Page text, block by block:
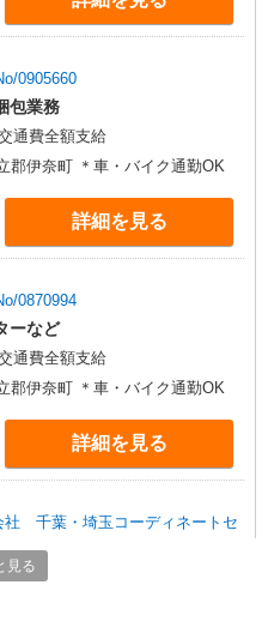
0905660
包業務
通費全額支給
郡伊奈町 ＊車・バイク通勤OK
詳細を見る
0870994
ーなど
通費全額支給
郡伊奈町 ＊車・バイク通勤OK
詳細を見る
社 千葉・埼玉コーディネートセ
久試験
見る